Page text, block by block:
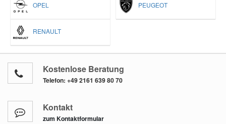
OPEL PEUGEOT
RENAULT
Kostenlose Beratung
Telefon: +49 2161 639 80 70
Kontakt
zum Kontaktformular